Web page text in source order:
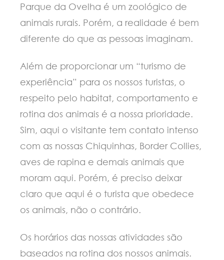
Parque da Ovelha é um zoológico de
animais rurais. Porém, a realidade é bem
diferente do que as pessoas imaginam.
Além de proporcionar um “turismo de
experiência” para os nossos turistas, o
respeito pelo habitat, comportamento e
rotina dos animais é a nossa prioridade.
Sim, aqui o visitante tem contato intenso
com as nossas Chiquinhas, Border Collies,
aves de rapina e demais animais que
moram aqui. Porém, é preciso deixar
claro que aqui é o turista que obedece
os animais, não o contrário.
Os horários das nossas atividades são
baseados na rotina dos nossos animais.